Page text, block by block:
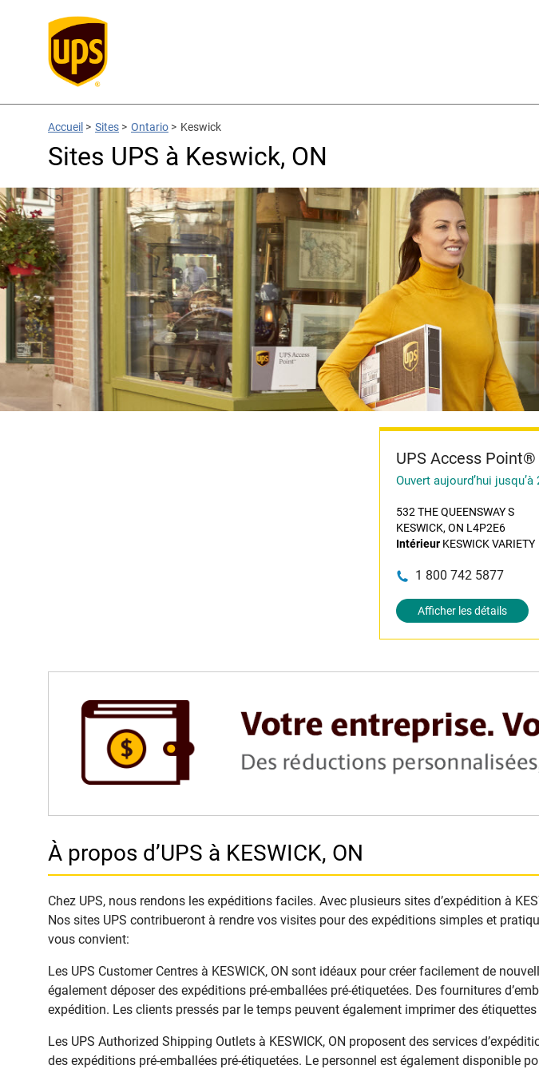
Accueil > Sites > Ontario > Keswick
Sites UPS à Keswick, ON
UPS Access Point®
Ouvert aujourd’hui jusqu’à
532 THE QUEENSWAY S
KESWICK, ON L4P2E6
Intérieur KESWICK VARIETY
1 800 742 5877
Afficher les détails
À propos d’UPS à KESWICK, ON
Chez UPS, nous rendons les expéditions faciles. Avec plusieurs sites d’expédition à
Nos sites UPS contribueront à rendre vos visites pour des expéditions simples et
vous convient:
Les UPS Customer Centres à KESWICK, ON sont idéaux pour créer facilement de
également déposer des expéditions pré-emballées pré-étiquetées. Des fournitures
expédition. Les clients pressés par le temps peuvent également imprimer des étiquettes
Les UPS Authorized Shipping Outlets à KESWICK, ON proposent des services
des expéditions pré-emballées pré-étiquetées. Le personnel est également disponible